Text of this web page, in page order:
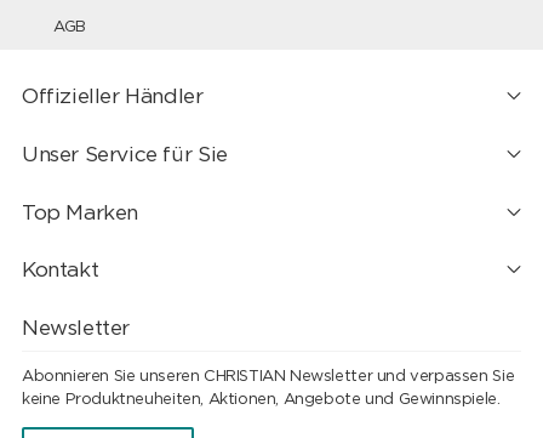
AGB
Offizieller Händler
Unser Service für Sie
Top Marken
Kontakt
Newsletter
Abonnieren Sie unseren CHRISTIAN Newsletter und verpassen Sie
keine Produktneuheiten, Aktionen, Angebote und Gewinnspiele.